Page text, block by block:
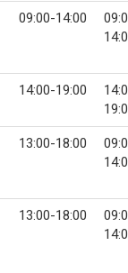
09:00-14:00
14:00-19:00
13:00-18:00
13:00-18:00